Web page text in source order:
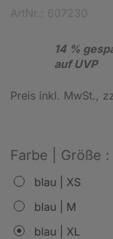
14 %
auf UVP
Preis inkl. MwSt.,
Farbe | Größe :
blau | XS
blau | M
blau | XL